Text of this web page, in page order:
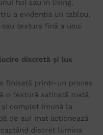
hol sau în living,
a evidenția un tablou,
textura fină a unui
discretă și lux
finisată printr-un proces
o textură satinată mată,
complet imună la
de aur mat acționează
discret lumina